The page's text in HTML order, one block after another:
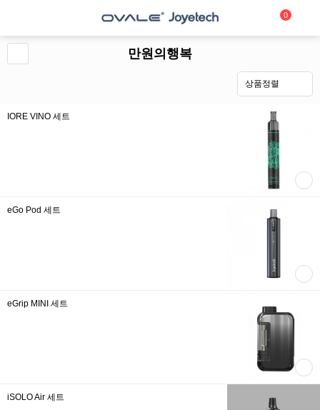
0
만원의행복
상품정렬
IORE VINO 세트
eGo Pod 세트
eGrip MINI 세트
iSOLO Air 세트